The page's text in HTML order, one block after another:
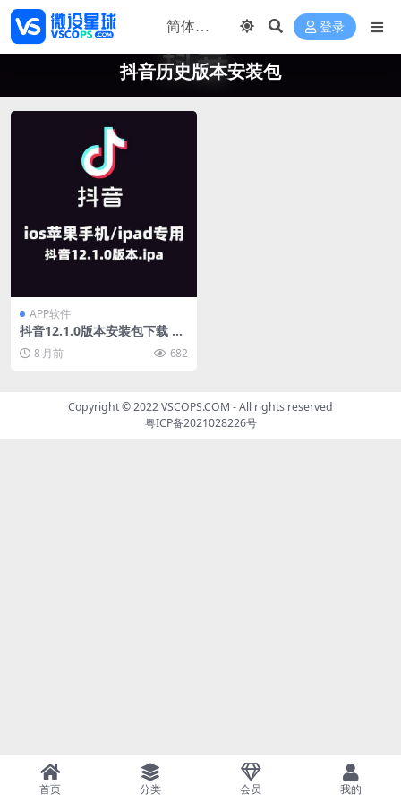
登录
抖音历史版本安装包
APP软件
抖音12.1.0版本安装包下载 苹
果ios抖音历史版本 抖音12.1.
0老旧版本官方正版安装下载
8 月前 682
Copyright © 2022VSCOPS.COM - All rights reserved
粤ICP备2021028226号
首页 分类 会员 我的